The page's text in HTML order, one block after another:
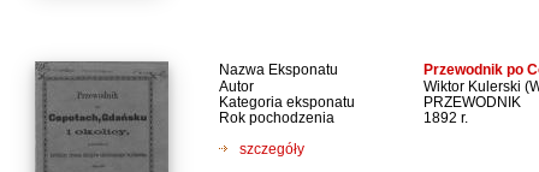
Nazwa Eksponatu Przewodnik po
Autor
Wiktor Kulerski
Kategoria eksponatu
PRZEWODNIK
Rok pochodzenia
1892 r.
szczegóły